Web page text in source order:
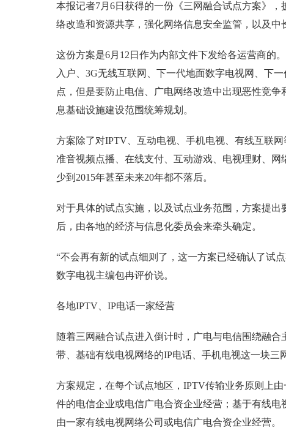
本报记者7月6日获得的一份《三网融合试点方案》
络改造和资源共享，强化网络信息安全监管，以及中
这份方案是6月12日作为内部文件下发给各运营商的
入户、3G无线互联网、下一代地面数字电视网、下
点，但是要防止电信、广电网络改造中出现恶性竞
息基础设施建设范围统筹规划。
方案除了对IPTV、互动电视、手机电视、有线互联
准音视频点播、在线支付、互动游戏、电视理财、
少到2015年甚至未来20年都不落后。
对于具体的试点实施，以及试点业务范围，方案提
后，由各地的经济与信息化委员会来牵头确定。
“不会再有新的试点细则了，这一方案已经确认了试
数字电视主编包冉评价说。
各地IPTV、IP电话一家经营
随着三网融合试点进入倒计时，广电与电信围绕融
带、基础有线电视网络的IP电话、手机电视这一块三
方案规定，在每个试点地区，IPTV传输业务原则上
件的电信企业或电信广电合资企业经营；基于有线
由一家有线电视网络公司或电信广电合资企业经营。